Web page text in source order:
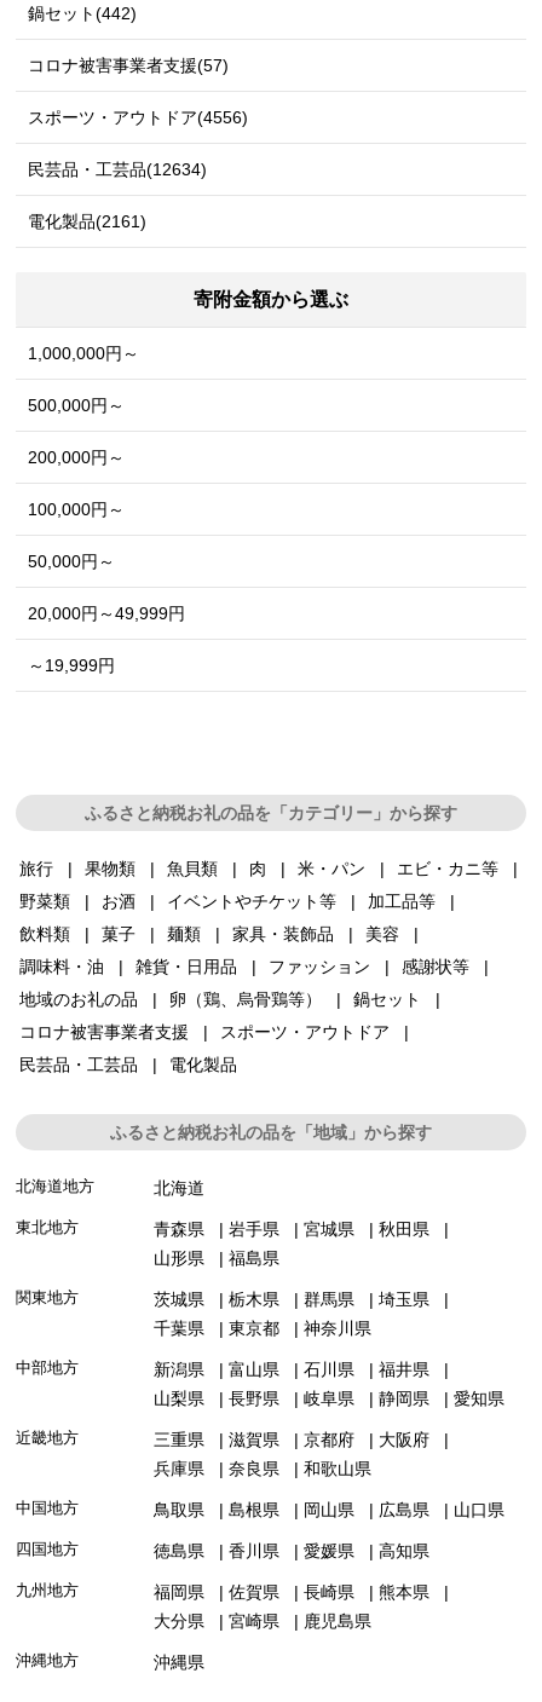
鍋セット(442)
コロナ被害事業者支援(57)
スポーツ・アウトドア(4556)
民芸品・工芸品(12634)
電化製品(2161)
寄附金額から選ぶ
1,000,000円～
500,000円～
200,000円～
100,000円～
50,000円～
20,000円～49,999円
～19,999円
ふるさと納税お礼の品を「カテゴリー」から探す
旅行 果物類 魚貝類 肉 米・パン
エビ・カニ等
野菜類
お酒 イベントやチケット等
加工品等
飲料類
菓子 麺類 家具・装飾品
美容
調味料・油
雑貨・日用品 ファッション
感謝状等
地域のお礼の品
卵（鶏、烏骨鶏等）
鍋セット
コロナ被害事業者支援
スポーツ・アウトドア
民芸品・工芸品
電化製品
ふるさと納税お礼の品を「地域」から探す
北海道地方 北海道
東北地方 青森県 岩手県 宮城県
秋田県
山形県
福島県
関東地方 茨城県 栃木県 群馬県
埼玉県
千葉県
東京都 神奈川県
中部地方 新潟県 富山県 石川県
福井県
山梨県
長野県 岐阜県 静岡県 愛知県
近畿地方 三重県 滋賀県 京都府
大阪府
兵庫県
奈良県 和歌山県
中国地方 鳥取県 島根県 岡山県 広島県 山口県
四国地方 徳島県 香川県 愛媛県 高知県
九州地方 福岡県 佐賀県 長崎県
熊本県
大分県
宮崎県 鹿児島県
沖縄地方 沖縄県